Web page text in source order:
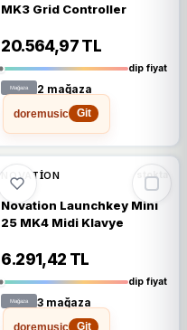
MK3 Grid Controller
20.564,97 TL
dip fiyat
2 mağaza
doremusic
Git
%16
NOVATION stokta
Novation Launchkey Mini
25 MK4 Midi Klavye
6.291,42 TL
dip fiyat
3 mağaza
doremusic
Git